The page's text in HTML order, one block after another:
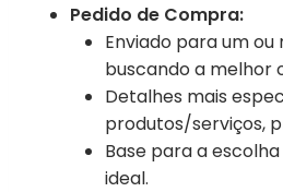
Pedido de Compra:
Enviado para um
buscando a melhor
Detalhes mais
produtos/serviços,
Base para a
ideal.